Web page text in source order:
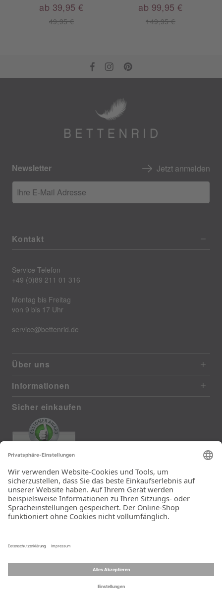
49,95 €
ab 39,95 €
149,95 €
ab 99,95 €
Newsletter Jetzt anmelden
Ihre E-Mail Adresse
Kontakt
Service-Telefon
+49 (0)89 211 01 316
Montag bis Freitag
von 9 bis 17 Uhr
service@bettenrid.de
Über uns
Informationen
Sicher einkaufen
372 reviews from real customers
(last 12 months)
Total: 11290
Die Auswahl und die
Einfachheit der
Bestellung.